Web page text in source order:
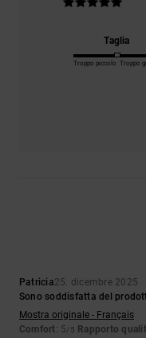
Taglia
Troppo piccolo Troppo
Patricia25. dicembre 2025
Sono soddisfatta del
Mostra originale - Français
Comfort: 5/5 Rapporto